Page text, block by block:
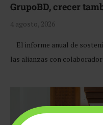
GrupoBD, crecer
4 agosto, 2026
El informe anual de
las alianzas con